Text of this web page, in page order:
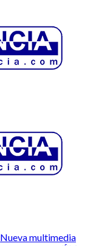
Nueva multimedia